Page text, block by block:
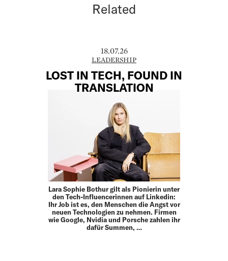
Related
18.07.26
LEADERSHIP
LOST IN TECH, FOUND IN
TRANSLATION
Lara Sophie Bothur gilt als Pionierin unter
den Tech-Influencerinnen auf Linkedin:
Ihr Job ist es, den Menschen die Angst vor
neuen Technologien zu nehmen. Firmen
wie Google, Nvidia und Porsche zahlen ihr
dafür Summen, …